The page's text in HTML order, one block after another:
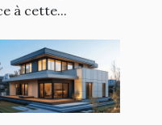
à cette...